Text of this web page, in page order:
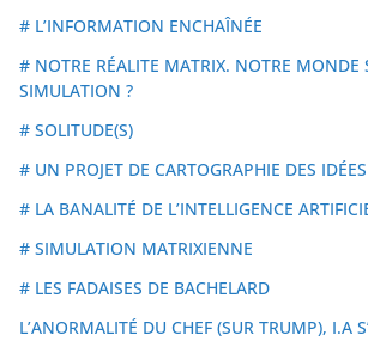
# L’INFORMATION ENCHAÎNÉE
# NOTRE RÉALITE MATRIX. NOTRE MONDE
SIMULATION ?
# SOLITUDE(S)
# UN PROJET DE CARTOGRAPHIE DES IDÉES
# LA BANALITÉ DE L’INTELLIGENCE
# SIMULATION MATRIXIENNE
# LES FADAISES DE BACHELARD
L’ANORMALITÉ DU CHEF (SUR TRUMP), I.A